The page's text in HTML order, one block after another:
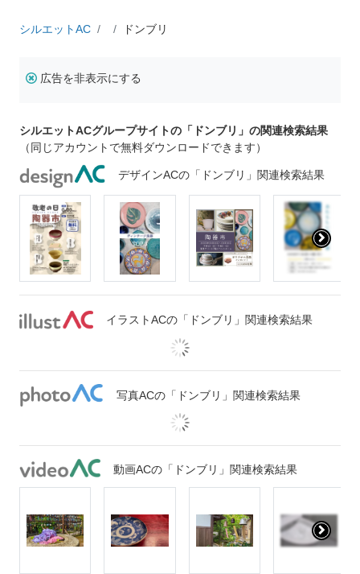
シルエットAC ドンブリ
広告を非表示にする
シルエットACグループサイトの「ドンブリ」の関連検索結果
（同じアカウントで無料ダウンロードできます）
デザインACの「ドンブリ」関連検索結果
イラストACの「ドンブリ」関連検索結果
写真ACの「ドンブリ」関連検索結果
動画ACの「ドンブリ」関連検索結果